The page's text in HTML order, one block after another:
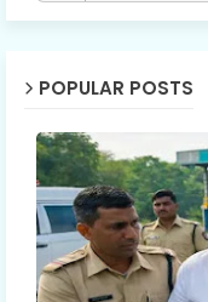
POPULAR POSTS